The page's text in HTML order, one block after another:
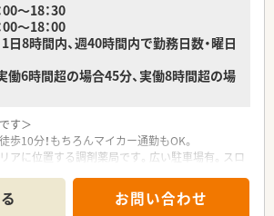
を行う「かかりつけ薬局」になること。その上で
談窓口として地域の皆様の主体的な健康の維持・
支援する「健康サポート薬局」を目指し、さらに
などと連携を強化することで地域包括ケアにつ
に重きを置いています。
どまらず、セルフメディケーションの推進・健康
薬局の設置や関連会社の介護サービス事業を展
ウエルビィ（株）との連携、そして中国地方最大級
し、地域の皆さまが安心して暮らせる街づくりを
～18：30
18：00
8時間内、週40時間内で勤務日数・曜日
働6時間超の場合45分、実働8時間超の場
す＞
10分！もちろんマイカー通勤もOK。
アに位置する調剤薬局です。広い駐車場有。スロ
ている他、施設在宅にも取り組んでいます。
お問い合わせ